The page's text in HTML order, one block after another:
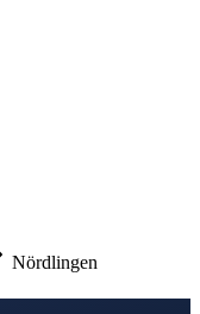
Nördlingen